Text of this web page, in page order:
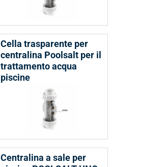
Cella trasparente per
centralina Poolsalt per il
trattamento acqua
piscine
Centralina a sale per